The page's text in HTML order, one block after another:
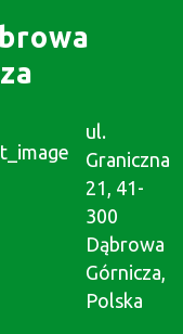
ul.
Graniczna
21, 41-
300
Dąbrowa
Górnicza,
Polska